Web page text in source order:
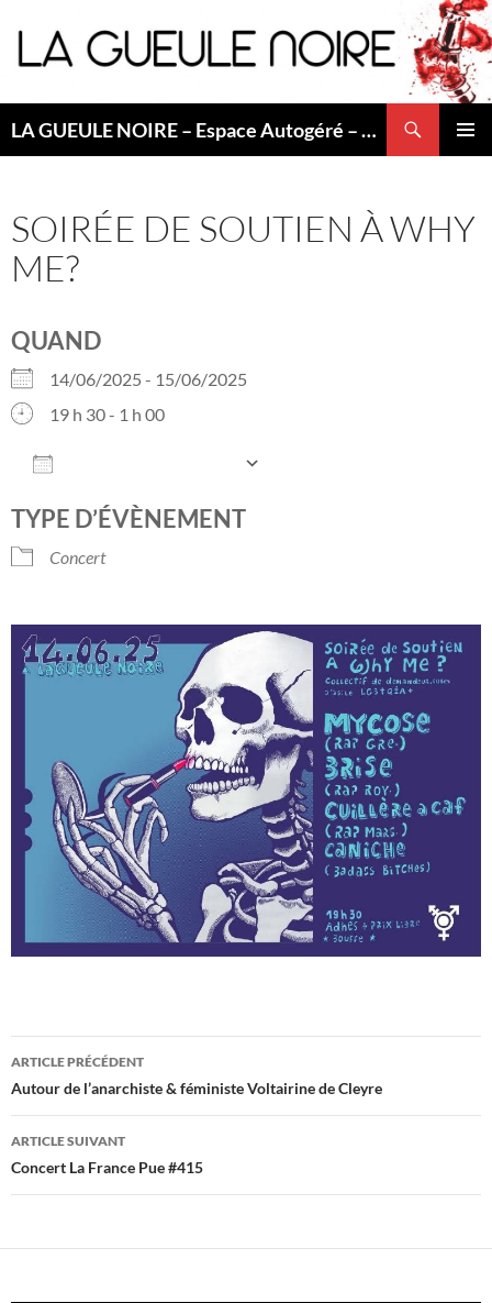
au
contenu
LA GUEULE NOIRE – Espace Autogéré – Saint Etienne
SOIRÉE DE SOUTIEN À WHY
ME?
QUAND
14/06/2025 - 15/06/2025
19 h 30 - 1 h 00
TYPE D’ÉVÈNEMENT
Concert
Navigation
des
articles
ARTICLE PRÉCÉDENT
Autour de l’anarchiste & féministe Voltairine de Cleyre
ARTICLE SUIVANT
Concert La France Pue #415